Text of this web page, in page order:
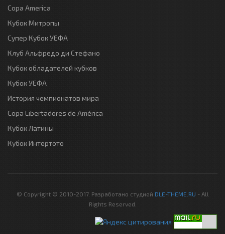
Copa America
Кубок Митропы
Супер Кубок УЕФА
Клуб Альфредо ди Стефано
Кубок обладателей кубков
Кубок УЕФА
История чемпионатов мира
Copa Libertadores de América
Кубок Латины
Кубок Интертото
© Copyright © 2010-2017. Разработано студией DLE-THEME.RU - All
Rights Reserved.